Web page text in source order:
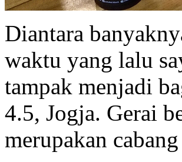
Diantara
waktu yang lalu
tampak menjadi
4.5, Jogja. Gerai
merupakan